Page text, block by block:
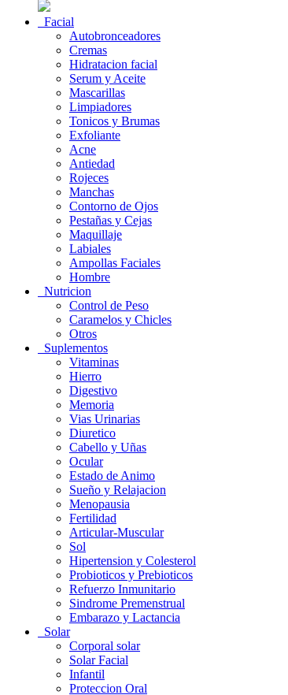
Facial
Autobronceadores
Cremas
Hidratacion facial
Serum y Aceite
Mascarillas
Limpiadores
Tonicos y Brumas
Exfoliante
Acne
Antiedad
Rojeces
Manchas
Contorno de Ojos
Pestañas y Cejas
Maquillaje
Labiales
Ampollas Faciales
Hombre
Nutricion
Control de Peso
Caramelos y Chicles
Otros
Suplementos
Vitaminas
Hierro
Digestivo
Memoria
Vias Urinarias
Diuretico
Cabello y Uñas
Ocular
Estado de Animo
Sueño y Relajacion
Menopausia
Fertilidad
Articular-Muscular
Sol
Hipertension y Colesterol
Probioticos y Prebioticos
Refuerzo Inmunitario
Sindrome Premenstrual
Embarazo y Lactancia
Solar
Corporal solar
Solar Facial
Infantil
Proteccion Oral